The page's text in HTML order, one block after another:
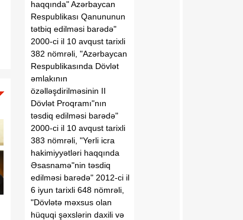
haqqında" Azərbaycan
Respublikası Qanununun
tətbiq edilməsi barədə"
2000-ci il 10 avqust tarixli
382 nömrəli, "Azərbaycan
Respublikasında Dövlət
əmlakının
özəlləşdirilməsinin II
Dövlət Proqramı"nın
təsdiq edilməsi barədə"
2000-ci il 10 avqust tarixli
383 nömrəli, "Yerli icra
hakimiyyətləri haqqında
Əsasnamə"nin təsdiq
edilməsi barədə" 2012-ci il
6 iyun tarixli 648 nömrəli,
"Dövlətə məxsus olan
hüquqi şəxslərin daxili və